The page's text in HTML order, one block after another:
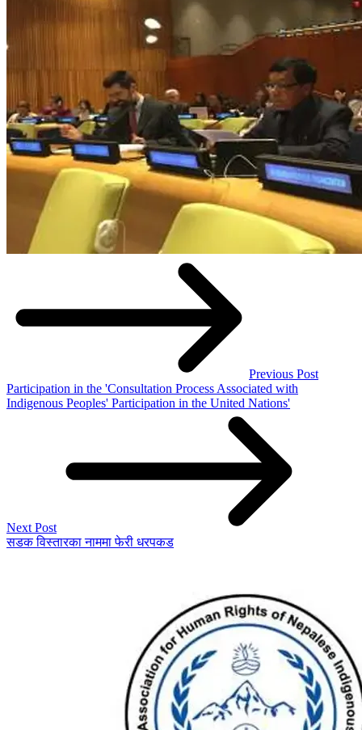
Previous Post
Participation in the 'Consultation Process Associated with
Indigenous Peoples' Participation in the United Nations'
Next Post
सडक विस्तारका नाममा फेरी धरपकड